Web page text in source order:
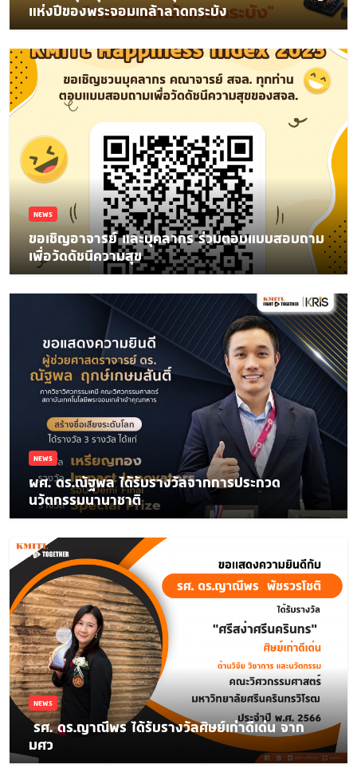
แห่งปีของพระจอมเกล้าลาดกระบัง
NEWS
ขอเชิญอาจารย์ และบุคลากร ร่วมตอบแบบสอบถาม
เพื่อวัดดัชนีความสุข
NEWS
ผศ. ดร.ณัฐพล ได้รับรางวัลจากการประกวด
นวัตกรรมนานาชาติ
NEWS
​ รศ. ดร.ญาณีพร ได้รับรางวัลศิษย์เก่าดีเด่น ​จาก
มศว